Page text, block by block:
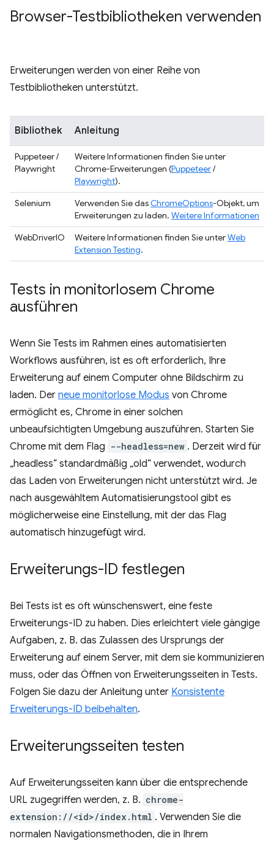
Browser-Testbibliotheken verwenden
Erweiterungen werden von einer Reihe von
Testbibliotheken unterstützt.
Bibliothek Anleitung
Puppeteer /
Playwright
Weitere Informationen finden Sie unter
Chrome-Erweiterungen (Puppeteer/
Playwright).
Selenium
Verwenden Sie dasChromeOptions-Objekt, um
Erweiterungen zu laden. Weitere Informationen
WebDriverIO
Weitere Informationen finden Sie unterWeb
Extension Testing.
Tests in monitorlosem Chrome
ausführen
Wenn Sie Tests im Rahmen eines automatisierten
Workflows ausführen, ist es oft erforderlich, Ihre
Erweiterung auf einem Computer ohne Bildschirm zu
laden. Der neue monitorlose Modus von Chrome
ermöglicht es, Chrome in einer solchen
unbeaufsichtigten Umgebung auszuführen. Starten Sie
Chrome mit dem Flag --headless=new . Derzeit wird für
„headless“ standardmäßig „old“ verwendet, wodurch
das Laden von Erweiterungen nicht unterstützt wird. Je
nach ausgewähltem Automatisierungstool gibt es
möglicherweise eine Einstellung, mit der das Flag
automatisch hinzugefügt wird.
Erweiterungs-ID festlegen
Bei Tests ist es oft wünschenswert, eine feste
Erweiterungs-ID zu haben. Dies erleichtert viele gängige
Aufgaben, z. B. das Zulassen des Ursprungs der
Erweiterung auf einem Server, mit dem sie kommunizieren
muss, oder das Öffnen von Erweiterungsseiten in Tests.
Folgen Sie dazu der Anleitung unter Konsistente
Erweiterungs-ID beibehalten.
Erweiterungsseiten testen
Auf Erweiterungsseiten kann über die entsprechende
URL zugegriffen werden, z. B. chrome-
extension://<id>/index.html . Verwenden Sie die
normalen Navigationsmethoden, die in Ihrem